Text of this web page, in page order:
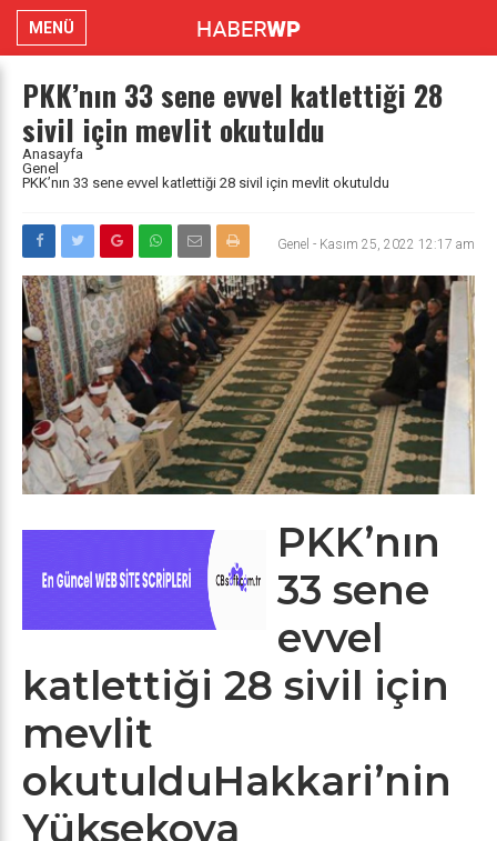
MENÜ
PKK’nın 33 sene evvel katlettiği 28
sivil için mevlit okutuldu
Anasayfa
Genel
PKK’nın 33 sene evvel katlettiği 28 sivil için mevlit okutuldu
Genel - Kasım 25, 2022 12:17 am
PKK’nın
33 sene
evvel
katlettiği 28 sivil için
mevlit
okutulduHakkari’nin
Yüksekova